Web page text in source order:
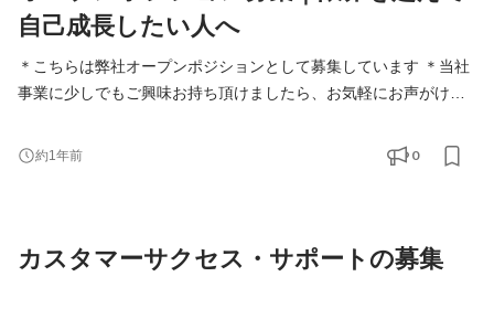
自己成長したい人へ
＊こちらは弊社オープンポジションとして募集しています ＊当社
事業に少しでもご興味お持ち頂けましたら、お気軽にお声がけく
適なポジションを提案いたします。 例えば・・・ ・webマーケテ
ィングコンサルタント ・オペレーター ・人事担当者 ・広報担当
約1年前 0
カスタマーサクセス・サポートの募集